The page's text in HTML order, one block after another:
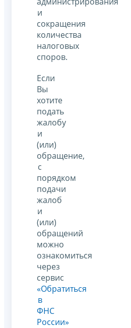
и
сокращения
количества
налоговых
споров.
Если
Вы
хотите
подать
жалобу
и
(или)
обращение,
с
порядком
подачи
жалоб
и
(или)
обращений
можно
ознакомиться
через
сервис
«Обратиться
в
ФНС
России»